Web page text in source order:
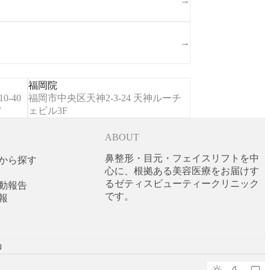
→
40
福岡院
福岡市中央区天神2-3-24 天神ルーチ
ェビル3F
ら探す
報告
ABOUT
鼻整形・目元・フェイスリフトを中
心に、根拠ある美容医療をお届けす
るゼティスビューティークリニック
です。